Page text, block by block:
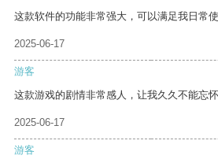
这款软件的功能非常强大，可以满足我日常使
2025-06-17
游客
这款游戏的剧情非常感人，让我久久不能忘怀
2025-06-17
游客